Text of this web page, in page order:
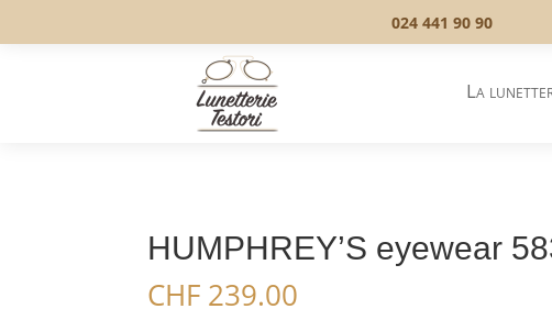
024 441 90 90
La
HUMPHREY’S eyewear
CHF 239.00